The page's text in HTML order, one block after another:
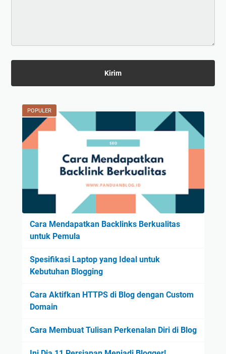
POPULER
Cara Mendapatkan Backlinks Berkualitas
untuk Pemula
Spesifikasi Laptop yang Ideal untuk
Kebutuhan Blogging
Cara Aktifkan HTTPS di Blog dengan Custom
Domain
Cara Membuat Tulisan Perkenalan Diri di Blog